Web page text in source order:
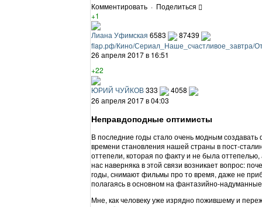
Комментировать · Поделиться
+1
Лиана Уфимская 6583
87439
flap.рф/Кино/Сериал_Наше_счастливое_завтра/
26 апреля 2017 в 16:51
+22
ЮРИЙ ЧУЙКОВ333
4058
26 апреля 2017 в 04:03
Неправдоподные оптимисты
В последние годы стало очень модным
времени становления нашей страны в пост-
оттепели, которая по факту и не была
нас наверняка в этой связи возникает вопрос:
годы, снимают фильмы про то время, даже не
полагаясь в основном на фантазийно-
Мне, как человеку уже изрядно пожившему и